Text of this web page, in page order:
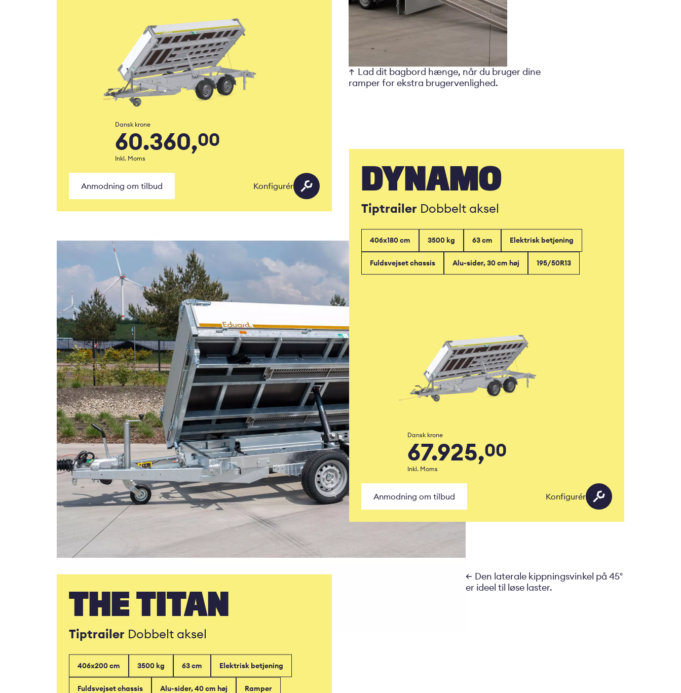
Lad dit bagbord hænge, når du bruger dine
ramper for ekstra brugervenlighed.
Den laterale kippningsvinkel på 45°
er ideel til løse laster.
Dansk krone
60.360,00
Inkl. Moms
Anmodning om tilbud Konfigurér DYNAMO
TiptrailerDobbelt aksel
406x180 cm 3500 kg 63 cm Elektrisk betjening
Fuldsvejset chassis Alu-sider, 30 cm høj 195/50R13
Dansk krone
67.925,00
Inkl. Moms
Anmodning om tilbud Konfigurér
THE TITAN
TiptrailerDobbelt aksel
406x200 cm 3500 kg 63 cm Elektrisk betjening
Fuldsvejset chassis Alu-sider, 40 cm høj Ramper